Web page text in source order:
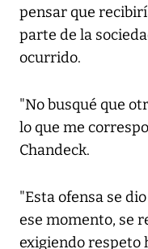
pensar que
parte de la
ocurrido.
"No busqué que
lo que me
Chandeck.
"Esta ofensa se
ese momento, se
exigiendo respeto